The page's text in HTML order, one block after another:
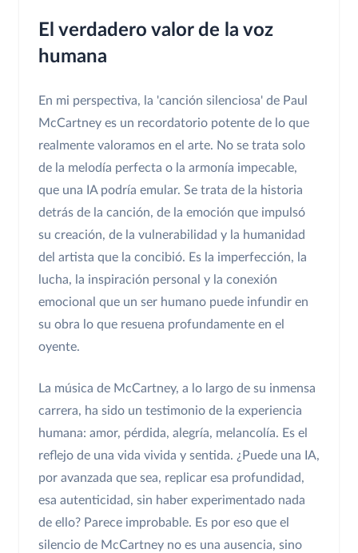
El verdadero valor de la voz
humana
En mi perspectiva, la 'canción silenciosa' de Paul
McCartney es un recordatorio potente de lo que
realmente valoramos en el arte. No se trata solo
de la melodía perfecta o la armonía impecable,
que una IA podría emular. Se trata de la historia
detrás de la canción, de la emoción que impulsó
su creación, de la vulnerabilidad y la humanidad
del artista que la concibió. Es la imperfección, la
lucha, la inspiración personal y la conexión
emocional que un ser humano puede infundir en
su obra lo que resuena profundamente en el
oyente.
La música de McCartney, a lo largo de su inmensa
carrera, ha sido un testimonio de la experiencia
humana: amor, pérdida, alegría, melancolía. Es el
reflejo de una vida vivida y sentida. ¿Puede una IA,
por avanzada que sea, replicar esa profundidad,
esa autenticidad, sin haber experimentado nada
de ello? Parece improbable. Es por eso que el
silencio de McCartney no es una ausencia, sino